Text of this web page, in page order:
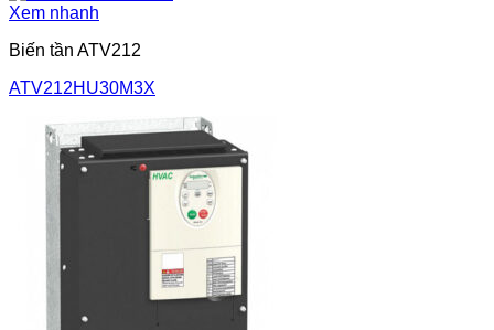
Xem nhanh
Biến tần ATV212
ATV212HU30M3X